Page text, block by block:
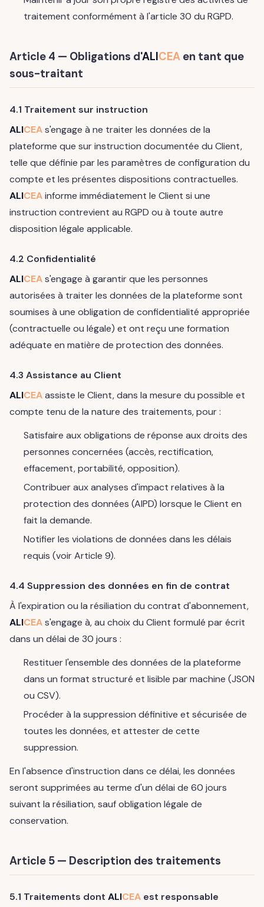
traitement conformément à l'article 30 du RGPD.
Article 4 — Obligations d'ALICEA en tant que
sous-traitant
4.1 Traitement sur instruction
ALICEAs'engage à ne traiter les données de la
plateforme que sur instruction documentée du Client,
telle que définie par les paramètres de configuration du
compte et les présentes dispositions contractuelles.
ALICEAinforme immédiatement le Client si une
instruction contrevient au RGPD ou à toute autre
disposition légale applicable.
4.2 Confidentialité
ALICEAs'engage à garantir que les personnes
autorisées à traiter les données de la plateforme sont
soumises à une obligation de confidentialité appropriée
(contractuelle ou légale) et ont reçu une formation
adéquate en matière de protection des données.
4.3 Assistance au Client
ALICEAassiste le Client, dans la mesure du possible et
compte tenu de la nature des traitements, pour :
Satisfaire aux obligations de réponse aux droits des
personnes concernées (accès, rectification,
effacement, portabilité, opposition).
Contribuer aux analyses d'impact relatives à la
protection des données (AIPD) lorsque le Client en
fait la demande.
Notifier les violations de données dans les délais
requis (voir Article 9).
4.4 Suppression des données en fin de contrat
À l'expiration ou la résiliation du contrat d'abonnement,
ALICEAs'engage à, au choix du Client formulé par écrit
dans un délai de 30 jours :
Restituer l'ensemble des données de la plateforme
dans un format structuré et lisible par machine (JSON
ou CSV).
Procéder à la suppression définitive et sécurisée de
toutes les données, et attester de cette
suppression.
En l'absence d'instruction dans ce délai, les données
seront supprimées au terme d'un délai de 60 jours
suivant la résiliation, sauf obligation légale de
conservation.
Article 5 — Description des traitements
5.1 Traitements dont ALICEA est responsable